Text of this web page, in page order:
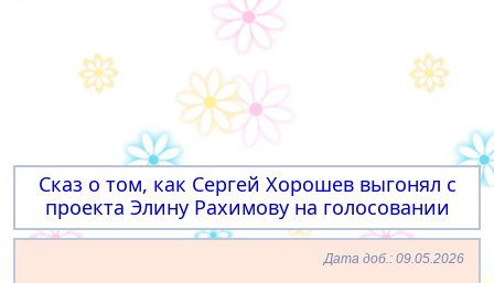
Сказ о том, как Сергей Хорошев выгонял с
проекта Элину Рахимову на голосовании
Дата доб.: 09.05.2026